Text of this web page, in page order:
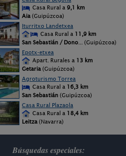
Casa Rural a 9,1 km
Aia (Guipúzcoa)
Iturritxo Landetxea
Casa Rural a 11,9 km
San Sebastián / Dono... (Guipúzcoa)
Epotx-etxea
Apart. Rurales a 13 km
Getaria (Guipúzcoa)
Agroturismo Torrea
Casa Rural a 16,3 km
San Sebastián (Guipúzcoa)
Casa Rural Plazaola
Casa Rural a 18,4 km
Leitza (Navarra)
Búsquedas especiales: